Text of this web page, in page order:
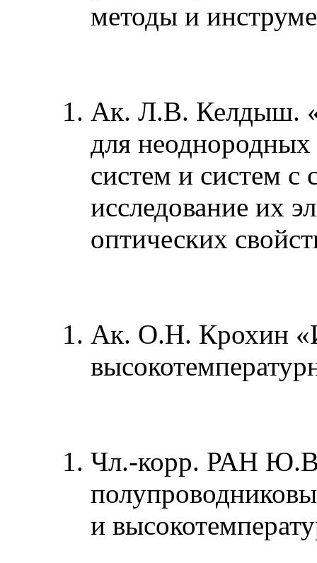
методы и
Ак. Л.В. Келдыш.
для неоднородных
систем и систем с
исследование их
оптических
Ак. О.Н. Крохин
Чл.-корр. РАН Ю.В.
и